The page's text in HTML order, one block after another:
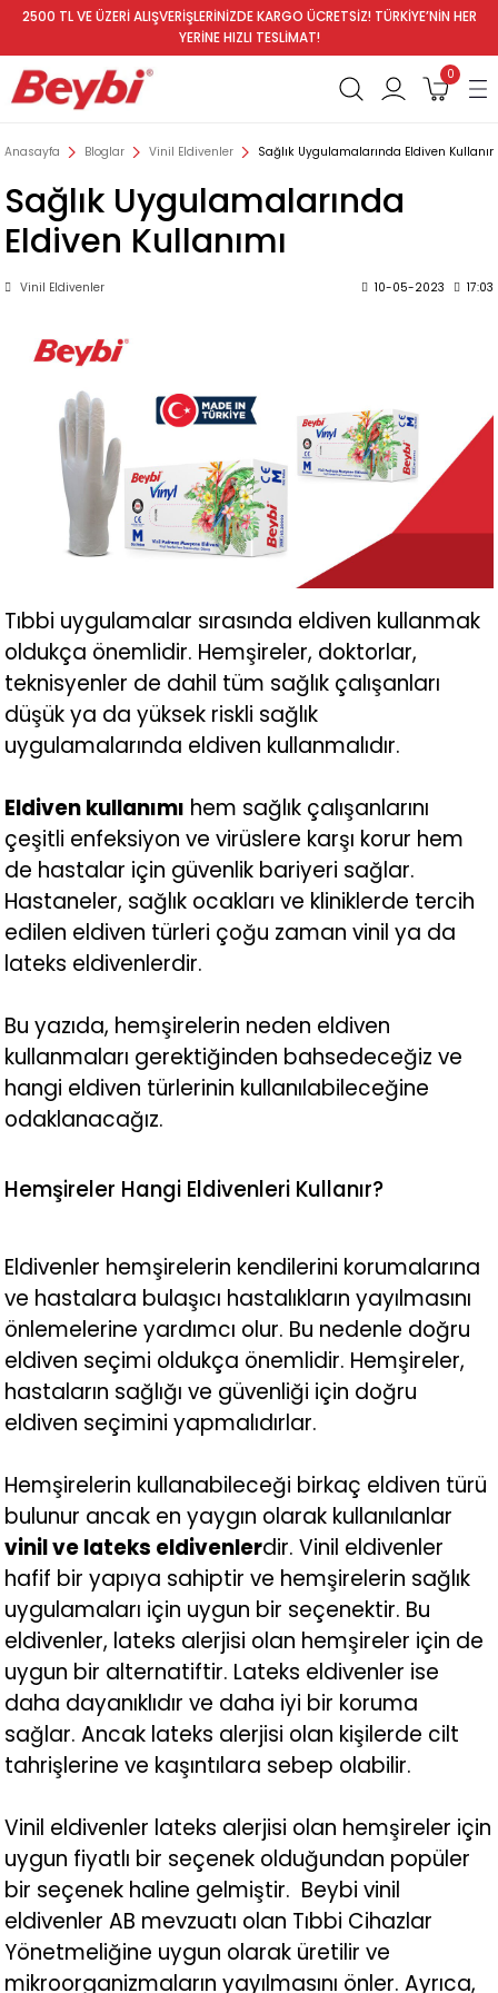
2500 TL VE ÜZERİ ALIŞVERİŞLERİNİZDE KARGO ÜCRETSİZ! TÜRKİYE’NİN HER
YERİNE HIZLI TESLİMAT!
0
Anasayfa Bloglar Vinil Eldivenler Sağlık Uygulamalarında Eldiven
Sağlık Uygulamalarında
Eldiven Kullanımı
Vinil Eldivenler 10-05-2023 17:03
Tıbbi uygulamalar sırasında eldiven kullanmak
oldukça önemlidir. Hemşireler, doktorlar,
teknisyenler de dahil tüm sağlık çalışanları
düşük ya da yüksek riskli sağlık
uygulamalarında eldiven kullanmalıdır.
Eldiven kullanımı hem sağlık çalışanlarını
çeşitli enfeksiyon ve virüslere karşı korur hem
de hastalar için güvenlik bariyeri sağlar.
Hastaneler, sağlık ocakları ve kliniklerde tercih
edilen eldiven türleri çoğu zaman vinil ya da
lateks eldivenlerdir.
Bu yazıda, hemşirelerin neden eldiven
kullanmaları gerektiğinden bahsedeceğiz ve
hangi eldiven türlerinin kullanılabileceğine
odaklanacağız.
Hemşireler Hangi Eldivenleri Kullanır?
Eldivenler hemşirelerin kendilerini korumalarına
ve hastalara bulaşıcı hastalıkların yayılmasını
önlemelerine yardımcı olur. Bu nedenle doğru
eldiven seçimi oldukça önemlidir. Hemşireler,
hastaların sağlığı ve güvenliği için doğru
eldiven seçimini yapmalıdırlar.
Hemşirelerin kullanabileceği birkaç eldiven türü
bulunur ancak en yaygın olarak kullanılanlar
vinil ve lateks eldivenlerdir. Vinil eldivenler
hafif bir yapıya sahiptir ve hemşirelerin sağlık
uygulamaları için uygun bir seçenektir. Bu
eldivenler, lateks alerjisi olan hemşireler için de
uygun bir alternatiftir. Lateks eldivenler ise
daha dayanıklıdır ve daha iyi bir koruma
sağlar. Ancak lateks alerjisi olan kişilerde cilt
tahrişlerine ve kaşıntılara sebep olabilir.
Vinil eldivenler lateks alerjisi olan hemşireler için
uygun fiyatlı bir seçenek olduğundan popüler
bir seçenek haline gelmiştir. Beybi vinil
eldivenler AB mevzuatı olan Tıbbi Cihazlar
Yönetmeliğine uygun olarak üretilir ve
mikroorganizmaların yayılmasını önler. Ayrıca,